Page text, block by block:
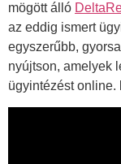
mögött álló
az eddig ismert
egyszerűbb,
nyújtson, amelyek
ügyintézést online.